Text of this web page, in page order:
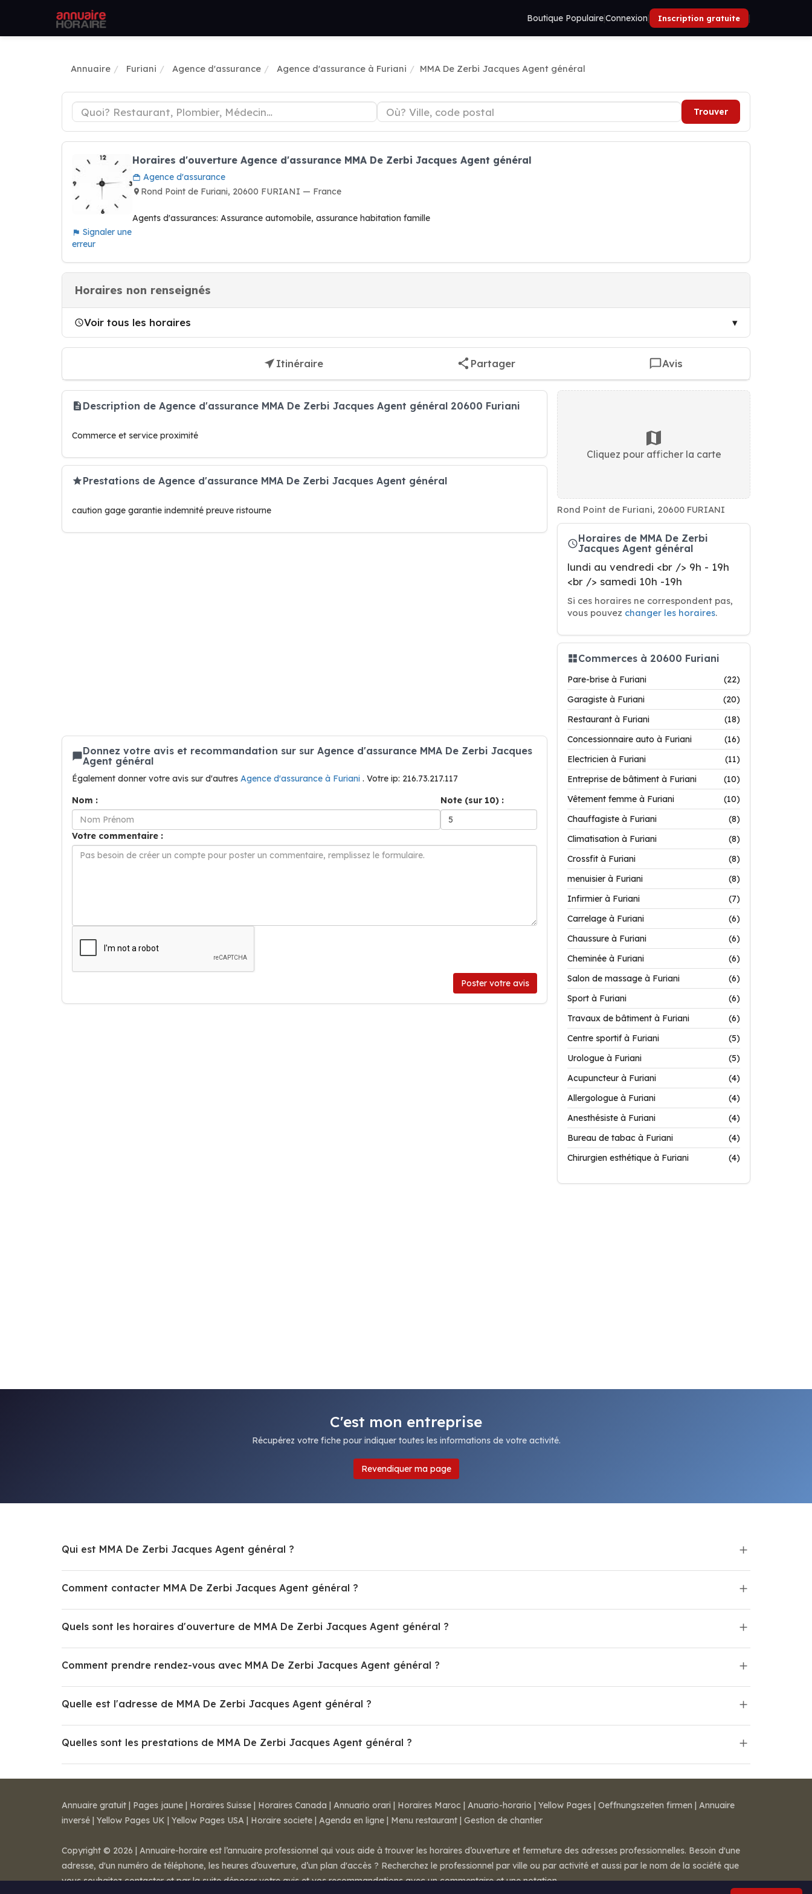
Boutique Populaire|Connexion| Inscription gratuite |
Annuaire Furiani Agence d'assurance Agence d'assurance à Furiani MMA De Zerbi Jacques Agent général
Trouver
Signaler une
erreur
Horaires d'ouverture Agence d'assurance MMA De Zerbi Jacques Agent général
Agence d'assurance
Rond Point de Furiani, 20600 FURIANI — France
Agents d'assurances: Assurance automobile, assurance habitation famille
Horaires non renseignés
Voir tous les horaires
Itinéraire Partager Avis
Description de Agence d'assurance MMA De Zerbi Jacques Agent général 20600 Furiani
Commerce et service proximité
Prestations de Agence d'assurance MMA De Zerbi Jacques Agent général
caution gage garantie indemnité preuve ristourne
Donnez votre avis et recommandation sur sur Agence d'assurance MMA De Zerbi Jacques
Agent général
Également donner votre avis sur d'autres Agence d'assurance à Furiani . Votre ip: 216.73.217.117
Nom :
Note (sur 10) :
Votre commentaire :
Poster votre avis
Cliquez pour afficher la carte
Rond Point de Furiani, 20600 FURIANI
Horaires de MMA De Zerbi
Jacques Agent général
lundi au vendredi <br /> 9h - 19h
<br /> samedi 10h -19h
Si ces horaires ne correspondent pas,
vous pouvez changer les horaires.
Commerces à 20600 Furiani
Pare-brise à Furiani
(22)
Garagiste à Furiani
(20)
Restaurant à Furiani
(18)
Concessionnaire auto à Furiani
(16)
Electricien à Furiani
(11)
Entreprise de bâtiment à Furiani
(10)
Vêtement femme à Furiani
(10)
Chauffagiste à Furiani
(8)
Climatisation à Furiani
(8)
Crossfit à Furiani
(8)
menuisier à Furiani
(8)
Infirmier à Furiani
(7)
Carrelage à Furiani
(6)
Chaussure à Furiani
(6)
Cheminée à Furiani
(6)
Salon de massage à Furiani
(6)
Sport à Furiani
(6)
Travaux de bâtiment à Furiani
(6)
Centre sportif à Furiani
(5)
Urologue à Furiani
(5)
Acupuncteur à Furiani
(4)
Allergologue à Furiani
(4)
Anesthésiste à Furiani
(4)
Bureau de tabac à Furiani
(4)
Chirurgien esthétique à Furiani
(4)
C'est mon entreprise
Récupérez votre fiche pour indiquer toutes les informations de votre activité.
Revendiquer ma page
Qui est MMA De Zerbi Jacques Agent général ?
Comment contacter MMA De Zerbi Jacques Agent général ?
Quels sont les horaires d'ouverture de MMA De Zerbi Jacques Agent général ?
Comment prendre rendez-vous avec MMA De Zerbi Jacques Agent général ?
Quelle est l'adresse de MMA De Zerbi Jacques Agent général ?
Quelles sont les prestations de MMA De Zerbi Jacques Agent général ?
Annuaire gratuit | Pages jaune | Horaires Suisse | Horaires Canada | Annuario orari | Horaires Maroc | Anuario-horario | Yellow Pages | Oeffnungszeiten firmen | Annuaire
inversé | Yellow Pages UK | Yellow Pages USA | Horaire societe | Agenda en ligne | Menu restaurant | Gestion de chantier
Copyright © 2026 | Annuaire-horaire est l’annuaire professionnel qui vous aide à trouver les horaires d’ouverture et fermeture des adresses professionnelles. Besoin d'une
adresse, d'un numéro de téléphone, les heures d’ouverture, d’un plan d'accès ? Recherchez le professionnel par ville ou par activité et aussi par le nom de la société que
vous souhaitez contacter et par la suite déposer votre avis et vos recommandations avec un commentaire et une notation.